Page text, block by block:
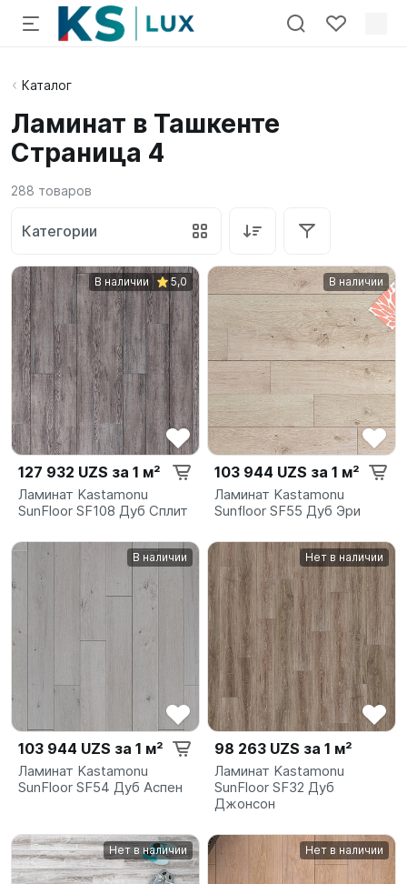
Каталог
Ламинат в Ташкенте
Страница 4
288 товаров
Категории
В наличии 5,0
127 932 UZS за 1 м²
Ламинат Kastamonu
SunFloor SF108 Дуб Сплит
В наличии
103 944 UZS за 1 м²
Ламинат Kastamonu
Sunfloor SF55 Дуб Эри
В наличии
103 944 UZS за 1 м²
Ламинат Kastamonu
SunFloor SF54 Дуб Аспен
Нет в наличии
98 263 UZS за 1 м²
Ламинат Kastamonu
SunFloor SF32 Дуб
Джонсон
Нет в наличии Нет в наличии